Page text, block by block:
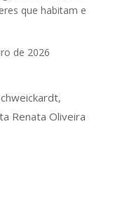
que habitam e
de 2026
Renata Oliveira